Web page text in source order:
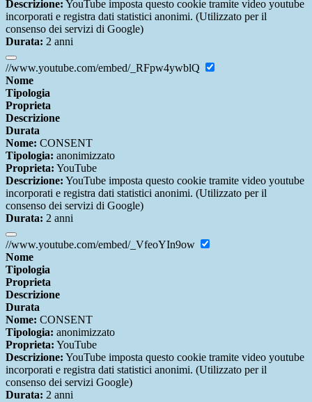
Descrizione: YouTube imposta questo cookie tramite video youtube
incorporati e registra dati statistici anonimi. (Utilizzato per il
consenso dei servizi di Google)
Durata: 2 anni
//www.youtube.com/embed/_RFpw4ywblQ
Nome
Tipologia
Proprieta
Descrizione
Durata
Nome: CONSENT
Tipologia: anonimizzato
Proprieta: YouTube
Descrizione: YouTube imposta questo cookie tramite video youtube
incorporati e registra dati statistici anonimi. (Utilizzato per il
consenso dei servizi di Google)
Durata: 2 anni
//www.youtube.com/embed/_VfeoYIn9ow
Nome
Tipologia
Proprieta
Descrizione
Durata
Nome: CONSENT
Tipologia: anonimizzato
Proprieta: YouTube
Descrizione: YouTube imposta questo cookie tramite video youtube
incorporati e registra dati statistici anonimi. (Utilizzato per il
consenso dei servizi Google)
Durata: 2 anni